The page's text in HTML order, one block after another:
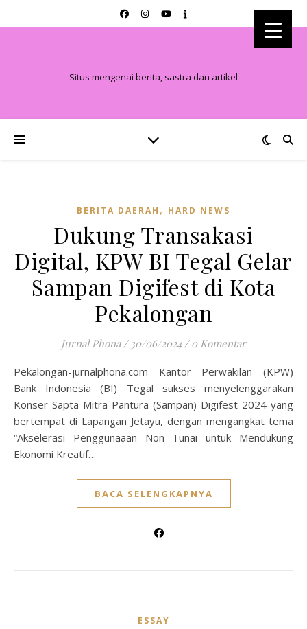
Situs mengenai berita, sastra dan artikel
BERITA DAERAH , HARD NEWS
Dukung Transakasi
Digital, KPW BI Tegal Gelar
Sampan Digifest di Kota
Pekalongan
Jurnal Phona / 30/06/2024 / 0 Komentar
Pekalongan-jurnalphona.com Kantor Perwakilan (KPW)
Bank Indonesia (BI) Tegal sukses menyelenggarakan
Konser Sapta Mitra Pantura (Sampan) Digifest 2024 yang
bertempat di Lapangan Jetayu, dengan mengangkat tema
“Akselerasi Penggunaaan Non Tunai untuk Mendukung
Ekonomi Kreatif…
BACA SELENGKAPNYA
ESSAY